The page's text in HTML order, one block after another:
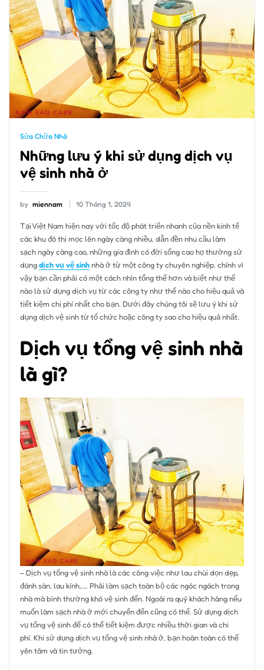
Sửa Chữa Nhà
Những lưu ý khi sử dụng dịch vụ
vệ sinh nhà ở
by miennam 10 Tháng 1, 2024
Tại Việt Nam hiện nay với tốc độ phát triển nhanh của nền kinh tế
các khu đô thị mọc lên ngày càng nhiều, dẫn đền nhu cầu làm
sạch ngày càng cao, những gia đình có đời sống cao họ thường sử
dụngdịch vụ vệ sinhnhà ở từ một công ty chuyên nghiệp. chính vì
vậy bạn cần phải có một cách nhìn tổng thể hơn và biết như thế
nào là sử dụng dịch vụ từ các công ty như thế nào cho hiệu quả và
tiết kiệm chi phí nhất cho bạn. Dưới đây chúng tôi sẽ lưu ý khi sử
dụng dịch vệ sinh từ tổ chức hoặc công ty sao cho hiệu quả nhất.
Dịch vụ tổng vệ sinh nhà
là gì?
– Dịch vụ tổng vệ sinh nhà là các công việc như lau chùi dọn dẹp,
đánh sàn, lau kính,…. Phải làm sạch toàn bộ các ngóc ngách trong
nhà mà bình thường khó vệ sinh đến. Ngoài ra quý khách hàng nếu
muốn làm sạch nhà ở mới chuyển đến cũng có thể. Sử dụng dịch
vụ tổng vệ sinh để có thể tiết kiệm được nhiều thời gian và chi
phí. Khi sử dụng dịch vụ tổng vệ sinh nhà ở, bạn hoàn toàn có thể
yên tâm và tin tưởng.